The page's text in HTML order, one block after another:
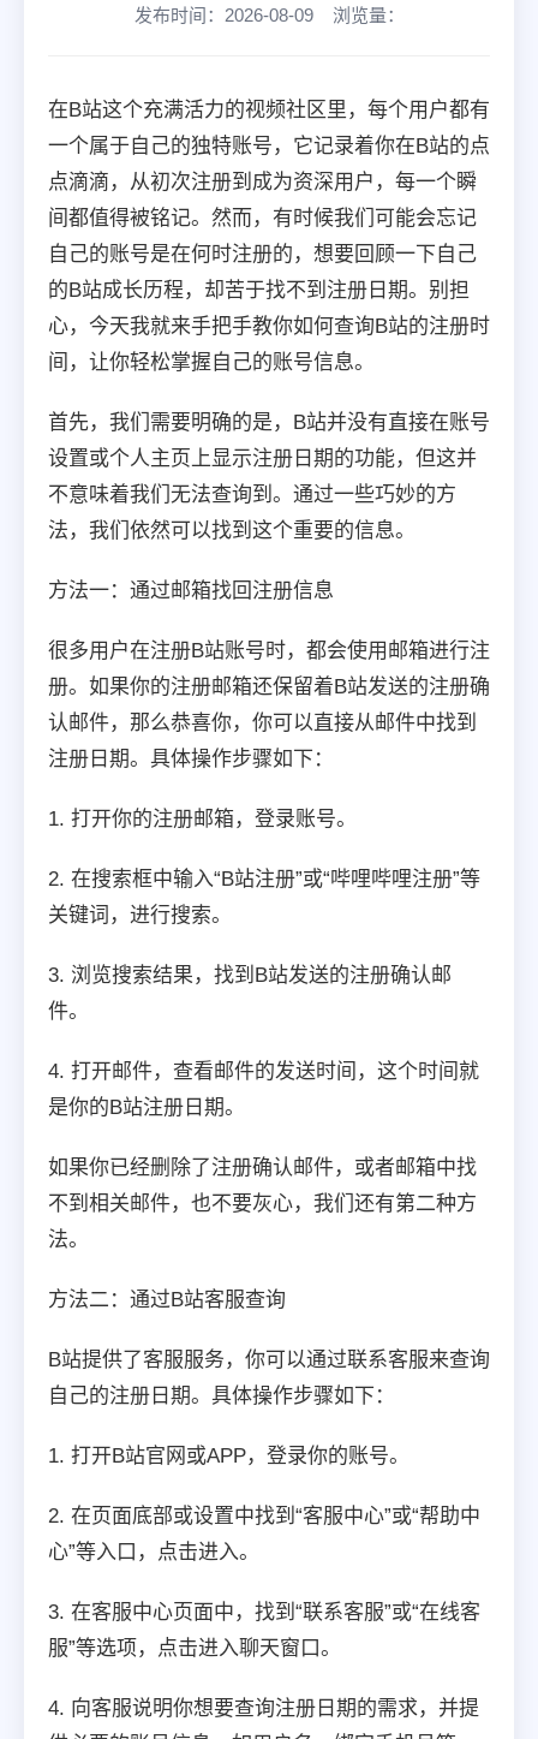
发布时间：2026-08-09 浏览量：
在B站这个充满活力的视频社区里，每个用户都有
一个属于自己的独特账号，它记录着你在B站的点
点滴滴，从初次注册到成为资深用户，每一个瞬
间都值得被铭记。然而，有时候我们可能会忘记
自己的账号是在何时注册的，想要回顾一下自己
的B站成长历程，却苦于找不到注册日期。别担
心，今天我就来手把手教你如何查询B站的注册时
间，让你轻松掌握自己的账号信息。
首先，我们需要明确的是，B站并没有直接在账号
设置或个人主页上显示注册日期的功能，但这并
不意味着我们无法查询到。通过一些巧妙的方
法，我们依然可以找到这个重要的信息。
方法一：通过邮箱找回注册信息
很多用户在注册B站账号时，都会使用邮箱进行注
册。如果你的注册邮箱还保留着B站发送的注册确
认邮件，那么恭喜你，你可以直接从邮件中找到
注册日期。具体操作步骤如下：
1. 打开你的注册邮箱，登录账号。
2. 在搜索框中输入“B站注册”或“哔哩哔哩注册”等
关键词，进行搜索。
3. 浏览搜索结果，找到B站发送的注册确认邮
件。
4. 打开邮件，查看邮件的发送时间，这个时间就
是你的B站注册日期。
如果你已经删除了注册确认邮件，或者邮箱中找
不到相关邮件，也不要灰心，我们还有第二种方
法。
方法二：通过B站客服查询
B站提供了客服服务，你可以通过联系客服来查询
自己的注册日期。具体操作步骤如下：
1. 打开B站官网或APP，登录你的账号。
2. 在页面底部或设置中找到“客服中心”或“帮助中
心”等入口，点击进入。
3. 在客服中心页面中，找到“联系客服”或“在线客
服”等选项，点击进入聊天窗口。
4. 向客服说明你想要查询注册日期的需求，并提